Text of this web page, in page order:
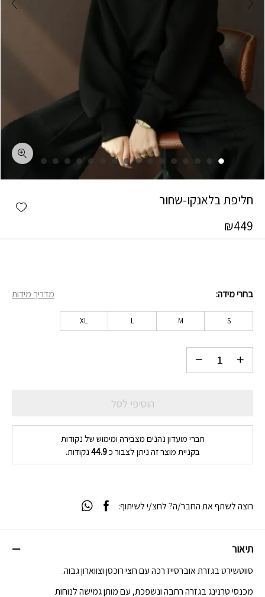
חליפת בלאנקו-שחור
₪449
בחרי מידה מדריך מידות
S
M
L
XL
הוסיפי לסל
חברי מועדון נהנים מצבירה ומימוש של נקודות
בקניית מוצר זה ניתן לצבור כ44.9 נקודות.
תיאור
סווטשירט בגזרת אוברסייז רכה עם חצי רוכסן וצווארון גבוה.
מכנסי טרנינג בגזרה רחבה ונשפכת, עם מותן גמישה לנוחות
רוצה לשתף את החבר/ה? לחצ/י לשיתוף: